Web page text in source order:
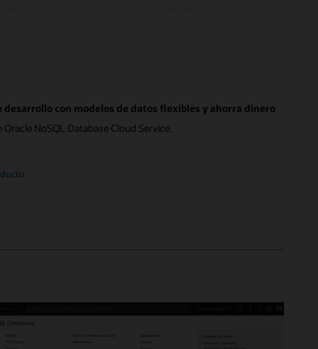
con modelos de datos flexibles y ahorra dinero
NoSQL Database Cloud Service.